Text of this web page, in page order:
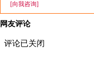
[向我咨询]
网友评论